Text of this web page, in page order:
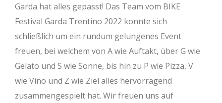
Garda hat alles gepasst! Das Team vom BIKE
Festival Garda Trentino 2022 konnte sich
schließlich um ein rundum gelungenes Event
freuen, bei welchem von A wie Auftakt, über G wie
Gelato und S wie Sonne, bis hin zu P wie Pizza, V
wie Vino und Z wie Ziel alles hervorragend
zusammengespielt hat. Wir freuen uns auf